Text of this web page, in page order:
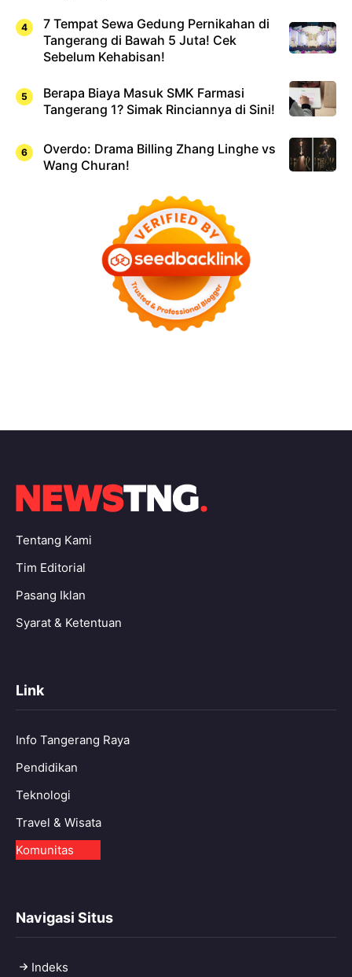
7 Tempat Sewa Gedung Pernikahan di
Tangerang di Bawah 5 Juta! Cek
Sebelum Kehabisan!
Berapa Biaya Masuk SMK Farmasi
Tangerang 1? Simak Rinciannya di Sini!
Overdo: Drama Billing Zhang Linghe vs
Wang Churan!
Tentang Kami
Tim Editorial
Pasang Iklan
Syarat & Ketentuan
Link
Info Tangerang Raya
Pendidikan
Teknologi
Travel & Wisata
Komunitas
Navigasi Situs
Indeks